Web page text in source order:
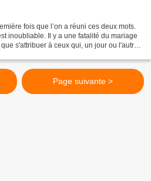
fois que l’on a réuni ces deux mots.
inoubliable. Il y a une fatalité du mariage
s'attribuer à ceux qui, un jour ou l'autre,
Page suivante >